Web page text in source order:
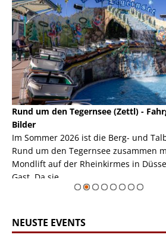
Rund um den Tegernsee (Zettl) -
Bilder
Im Sommer 2026 ist die Berg- und
Rund um den Tegernsee zusammen
Mondlift auf der Rheinkirmes in
Gast. Da sie ...
NEUSTE EVENTS